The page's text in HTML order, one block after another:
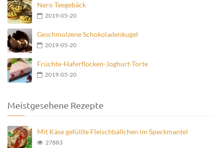
Nero Teegebäck
2019-05-20
Geschmolzene Schokoladenkugel
2019-05-20
Früchte-Haferflocken-Joghurt-Torte
2019-05-20
Meistgesehene Rezepte
Mit Käse gefüllte Fleischbällchen im Speckmantel
27883